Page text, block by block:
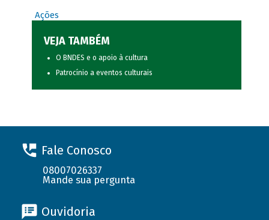
Ações
VEJA TAMBÉM
O BNDES e o apoio à cultura
Patrocínio a eventos culturais
Fale Conosco
08007026337
Mande sua pergunta
Ouvidoria